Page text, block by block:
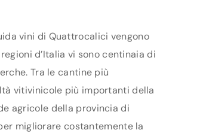
vini di Quattrocalici vengono
d’Italia vi sono centinaia di
Tra le cantine più
vitivinicole più importanti della
agricole della provincia di
migliorare costantemente la